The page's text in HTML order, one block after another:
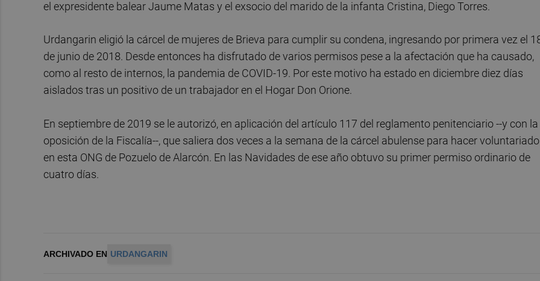
el expresidente balear Jaume Matas y el exsocio del marido de la infanta Cristina, Diego Torres.
Urdangarin eligió la cárcel de mujeres de Brieva para cumplir su condena, ingresando por primera vez el
de junio de 2018. Desde entonces ha disfrutado de varios permisos pese a la afectación que ha causado,
como al resto de internos, la pandemia de COVID-19. Por este motivo ha estado en diciembre diez días
aislados tras un positivo de un trabajador en el Hogar Don Orione.
En septiembre de 2019 se le autorizó, en aplicación del artículo 117 del reglamento penitenciario --y con la
oposición de la Fiscalía--, que saliera dos veces a la semana de la cárcel abulense para hacer voluntariado
en esta ONG de Pozuelo de Alarcón. En las Navidades de ese año obtuvo su primer permiso ordinario de
cuatro días.
ARCHIVADO EN URDANGARIN